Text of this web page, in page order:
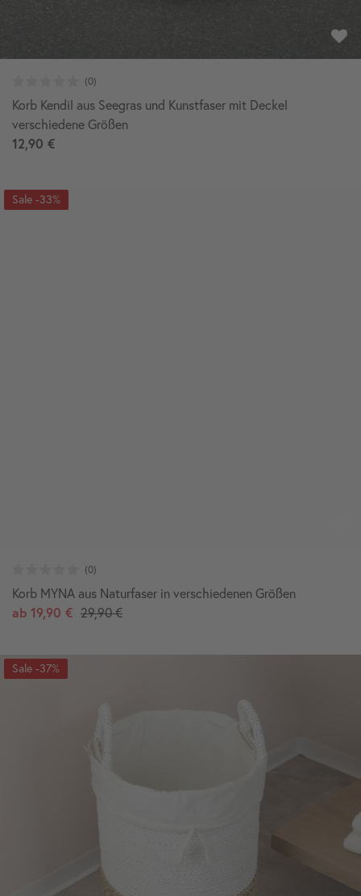
Korb Kendil aus Seegras und Kunstfaser mit Deckel
verschiedene Größen
12,90 €
-33%
Korb MYNA aus Naturfaser in verschiedenen Größen
ab 19,90 € 29,90 €
-37%